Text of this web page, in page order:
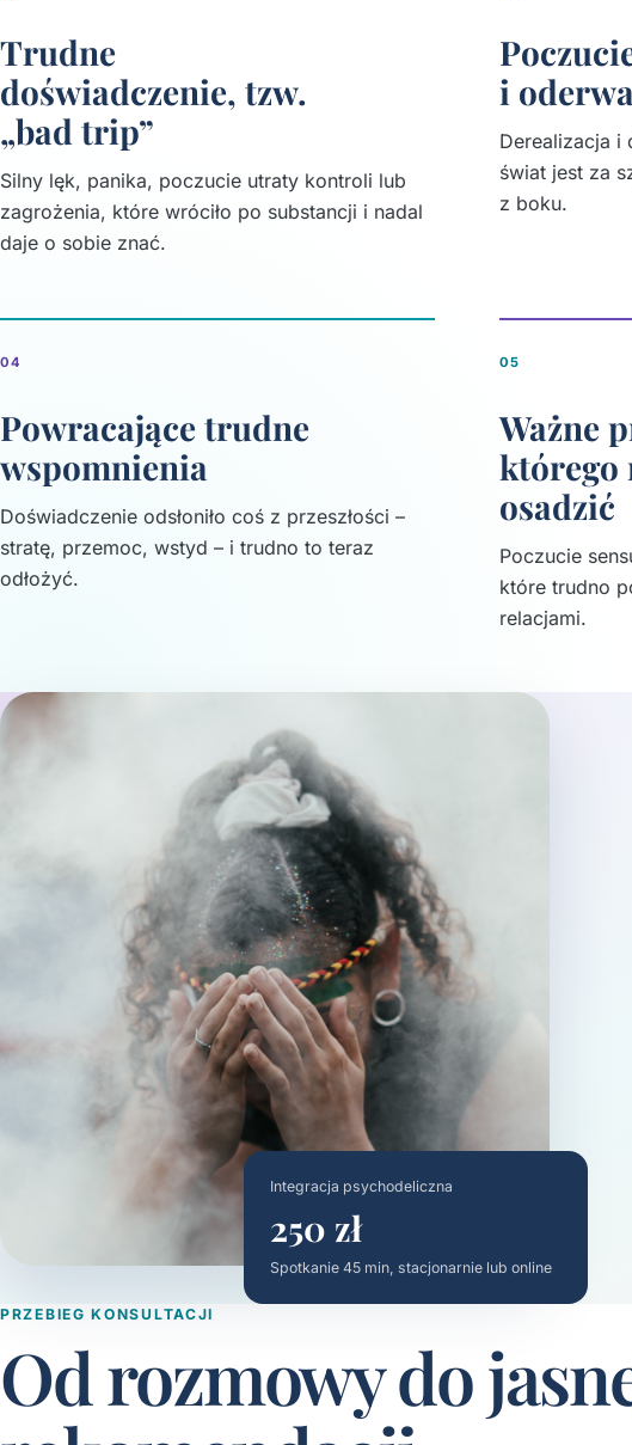
Trudne
doświadczenie, tzw.
„bad trip”
Silny lęk, panika, poczucie utraty kontroli lub
zagrożenia, które wróciło po substancji i nadal
daje o sobie znać.
i
Derealizacja i
świat jest za
z boku.
04
Powracające trudne
wspomnienia
Doświadczenie odsłoniło coś z przeszłości –
stratę, przemoc, wstyd – i trudno to teraz
odłożyć.
05
Ważne
którego
osadzić
Poczucie
które trudno
relacjami.
Integracja psychodeliczna
250 zł
Spotkanie 45 min, stacjonarnie lub online
PRZEBIEG KONSULTACJI
Od rozmowy do